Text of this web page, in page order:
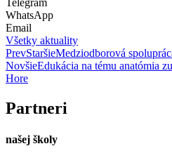
Telegram
WhatsApp
Email
Všetky aktuality
PrevStaršieMedziodborová
NovšieEdukácia na tému anatómia
Hore
Partneri
našej školy